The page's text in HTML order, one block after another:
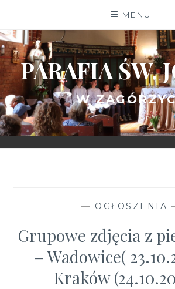
content
MENU
PARAFIA ŚW.
W
— OGŁOSZENIA
Grupowe zdjęcia z
– Wadowice(
Kraków